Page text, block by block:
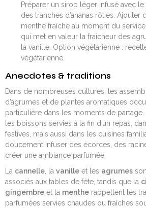
Préparer un sirop léger infusé avec
des tranches d’ananas rôties.
menthe fraîche au moment du
qui met en valeur la fraîcheur des
la vanille. Option végétarienne :
végétarienne.
Anecdotes & traditions
Dans de nombreuses cultures, les
d’agrumes et de plantes aromatiques
particulière dans les moments de
les boissons servies à la fin d’un repas,
festives, mais aussi dans les cuisines
doucement infuser des écorces, des
créer une ambiance parfumée.
La cannelle , la vanille et les agrumes
associés aux tables de fête, tandis que la
gingembre et la menthe rappellent les
parfumées servies chaudes ou fraîches